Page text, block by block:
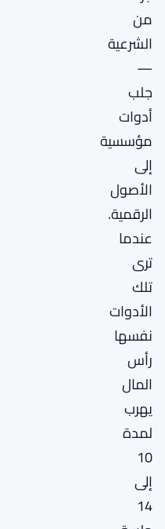
من
الشرعية
—
جلب
أدوات
مؤسسية
إلى
الأصول
الرقمية.
عندما
ترى
تلك
الأدوات
نفسها
رأس
المال
يهرب
لمدة
10
إلى
14